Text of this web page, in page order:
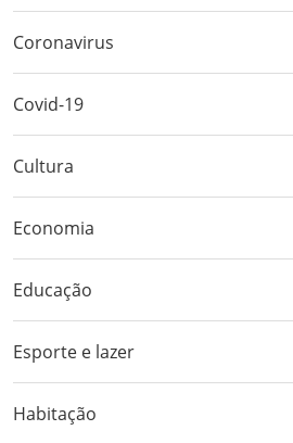
Coronavirus
Covid-19
Cultura
Economia
Educação
Esporte e lazer
Habitação